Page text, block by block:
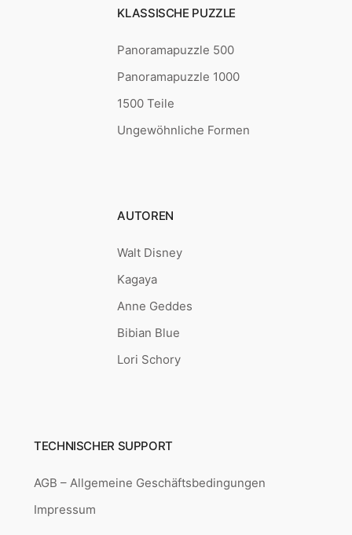
KLASSISCHE PUZZLE
Panoramapuzzle 500
Panoramapuzzle 1000
1500 Teile
Ungewöhnliche Formen
AUTOREN
Walt Disney
Kagaya
Anne Geddes
Bibian Blue
Lori Schory
TECHNISCHER SUPPORT
AGB – Allgemeine Geschäftsbedingungen
Impressum